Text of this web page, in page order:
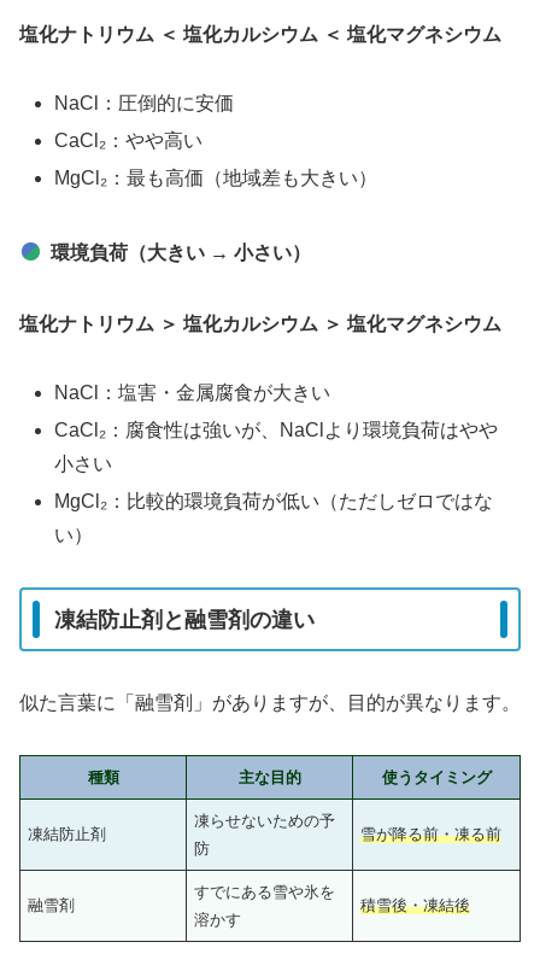
塩化ナトリウム ＜ 塩化カルシウム ＜ 塩化マグネシウム
NaCl：圧倒的に安価
CaCl₂：やや高い
MgCl₂：最も高価（地域差も大きい）
環境負荷（大きい → 小さい）
塩化ナトリウム ＞ 塩化カルシウム ＞ 塩化マグネシウム
NaCl：塩害・金属腐食が大きい
CaCl₂：腐食性は強いが、NaClより環境負荷はやや
小さい
MgCl₂：比較的環境負荷が低い（ただしゼロではな
い）
凍結防止剤と融雪剤の違い
似た言葉に「融雪剤」がありますが、目的が異なります。
種類 主な目的 使うタイミング
凍結防止剤
凍らせないための予
防
雪が降る前・凍る前
融雪剤
すでにある雪や氷を
溶かす
積雪後・凍結後